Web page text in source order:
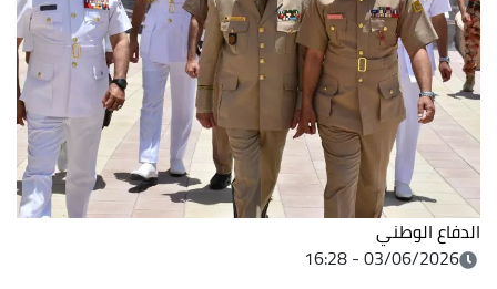
الدفاع الوطني
03/06/2026 - 16:28